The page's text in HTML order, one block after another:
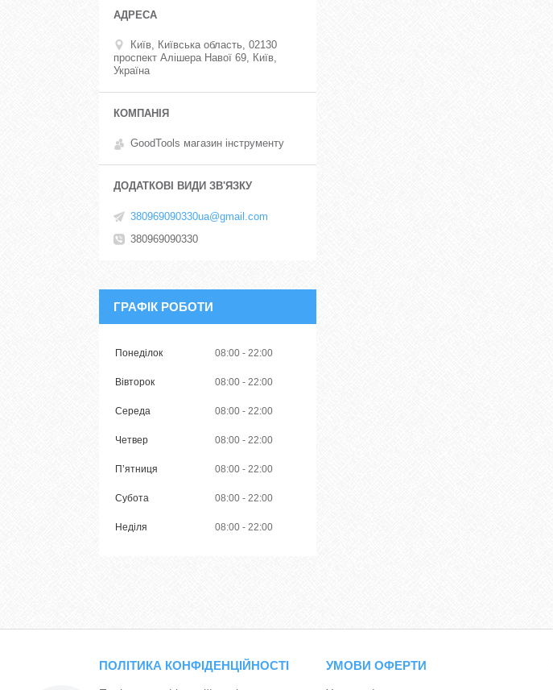
Київ, Київська область, 02130
проспект Алішера Навої 69, Київ,
Україна
GoodTools магазин інструменту
380969090330ua@gmail.com
380969090330
ГРАФІК РОБОТИ
Понеділок 08:00 22:00
Вівторок 08:00 22:00
Середа 08:00 22:00
Четвер 08:00 22:00
Пʼятниця 08:00 22:00
Субота 08:00 22:00
Неділя 08:00 22:00
ПОЛІТИКА КОНФІДЕНЦІЙНОСТІ УМОВИ ОФЕРТИ